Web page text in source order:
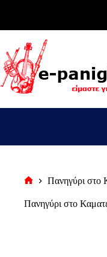
σελίδα
Πανηγύρι στο
Πανηγύρι στο